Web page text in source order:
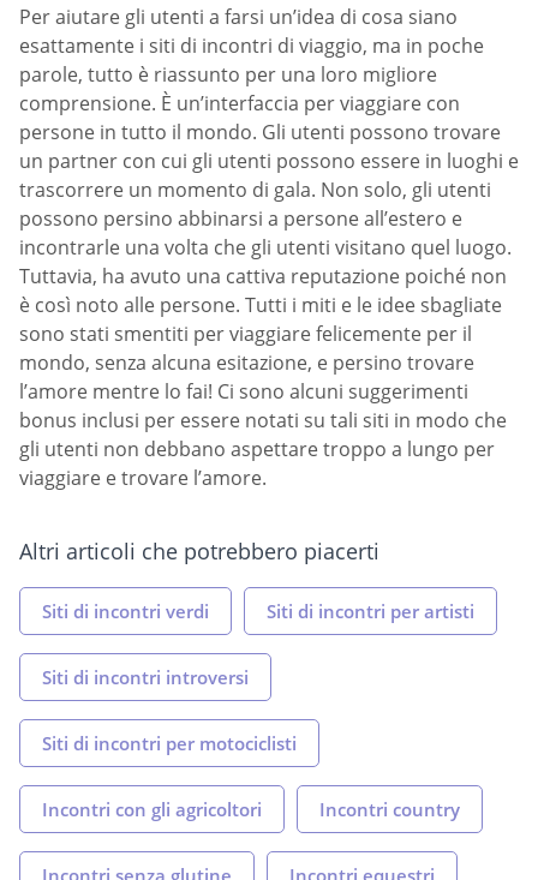
Per aiutare gli utenti a farsi un’idea di cosa siano
esattamente i siti di incontri di viaggio, ma in poche
parole, tutto è riassunto per una loro migliore
comprensione. È un’interfaccia per viaggiare con
persone in tutto il mondo. Gli utenti possono trovare
un partner con cui gli utenti possono essere in luoghi e
trascorrere un momento di gala. Non solo, gli utenti
possono persino abbinarsi a persone all’estero e
incontrarle una volta che gli utenti visitano quel luogo.
Tuttavia, ha avuto una cattiva reputazione poiché non
è così noto alle persone. Tutti i miti e le idee sbagliate
sono stati smentiti per viaggiare felicemente per il
mondo, senza alcuna esitazione, e persino trovare
l’amore mentre lo fai! Ci sono alcuni suggerimenti
bonus inclusi per essere notati su tali siti in modo che
gli utenti non debbano aspettare troppo a lungo per
viaggiare e trovare l’amore.
Altri articoli che potrebbero piacerti
Siti di incontri verdi Siti di incontri per artisti
Siti di incontri introversi
Siti di incontri per motociclisti
Incontri con gli agricoltori Incontri country
Incontri senza glutine Incontri equestri